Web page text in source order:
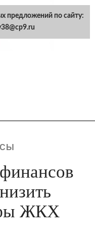
ЖКХ
предложений по сайту: